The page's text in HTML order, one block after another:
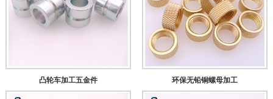
凸轮车加工五金件 环保无铅铜螺母加工